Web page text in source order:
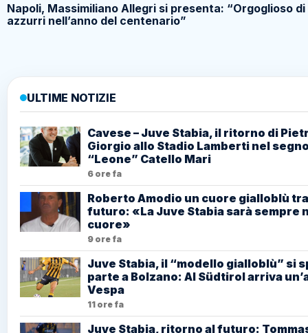
Napoli, Massimiliano Allegri si presenta: “Orgoglioso
azzurri nell’anno del centenario”
ULTIME NOTIZIE
Cavese – Juve Stabia, il ritorno di
Giorgio allo Stadio Lamberti nel
“Leone” Catello Mari
6 ore fa
Roberto Amodio un cuore gialloblù
futuro: «La Juve Stabia sarà sempre
cuore»
9 ore fa
Juve Stabia, il “modello gialloblù” si
parte a Bolzano: Al Südtirol arriva
Vespa
11 ore fa
Juve Stabia, ritorno al futuro: